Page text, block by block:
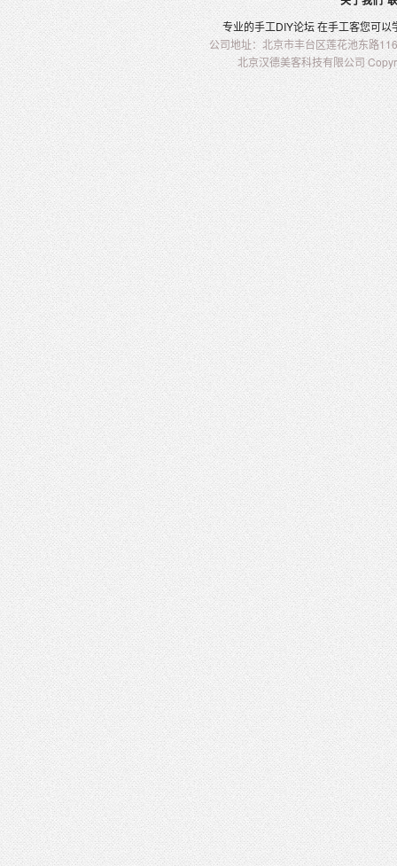
专业的手工DIY论坛 在手工客您可以
公司地址：北京市丰台区莲花池东路
北京汉德美客科技有限公司